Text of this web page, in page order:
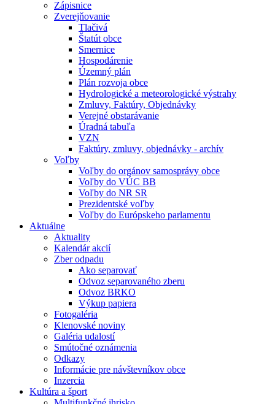
Zápisnice
Zverejňovanie
Tlačivá
Štatút obce
Smernice
Hospodárenie
Územný plán
Plán rozvoja obce
Hydrologické a meteorologické výstrahy
Zmluvy, Faktúry, Objednávky
Verejné obstarávanie
Úradná tabuľa
VZN
Faktúry, zmluvy, objednávky - archív
Voľby
Voľby do orgánov samosprávy obce
Voľby do VÚC BB
Voľby do NR SR
Prezidentské voľby
Voľby do Európskeho parlamentu
Aktuálne
Aktuality
Kalendár akcií
Zber odpadu
Ako separovať
Odvoz separovaného zberu
Odvoz BRKO
Výkup papiera
Fotogaléria
Klenovské noviny
Galéria udalostí
Smútočné oznámenia
Odkazy
Informácie pre návštevníkov obce
Inzercia
Kultúra a šport